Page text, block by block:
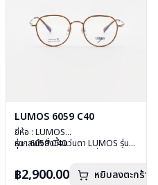
LUMOS 6059 C40
ยี่ห้อ : LUMOS
รุ่น : 6059 C40
บานพับ : ไม่มีสปริง
หากสนใจสั่งชื้อแว่นตา LUMOS รุ่น
฿2,900.00 หยิบลงตะกร้า